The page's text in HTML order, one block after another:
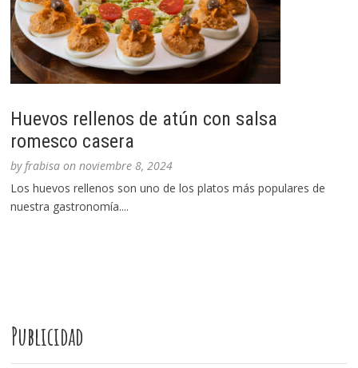
Huevos rellenos de atún con salsa
romesco casera
byfrabisa onnoviembre 8, 2024
Los huevos rellenos son uno de los platos más populares de
nuestra gastronomía....
Publicidad